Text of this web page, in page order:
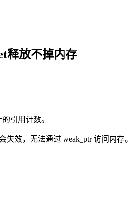
释放不掉内存
引用计数。
效，无法通过 weak_ptr 访问内存。